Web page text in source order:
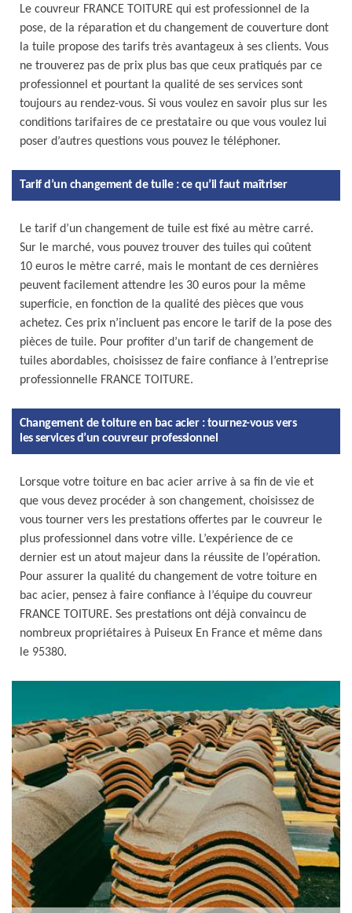
Le couvreur FRANCE TOITURE qui est professionnel de la
pose, de la réparation et du changement de couverture dont
la tuile propose des tarifs très avantageux à ses clients. Vous
ne trouverez pas de prix plus bas que ceux pratiqués par ce
professionnel et pourtant la qualité de ses services sont
toujours au rendez-vous. Si vous voulez en savoir plus sur les
conditions tarifaires de ce prestataire ou que vous voulez lui
poser d’autres questions vous pouvez le téléphoner.
Tarif d’un changement de tuile : ce qu’il faut maîtriser
Le tarif d’un changement de tuile est fixé au mètre carré.
Sur le marché, vous pouvez trouver des tuiles qui coûtent
10 euros le mètre carré, mais le montant de ces dernières
peuvent facilement attendre les 30 euros pour la même
superficie, en fonction de la qualité des pièces que vous
achetez. Ces prix n’incluent pas encore le tarif de la pose des
pièces de tuile. Pour profiter d’un tarif de changement de
tuiles abordables, choisissez de faire confiance à l’entreprise
professionnelle FRANCE TOITURE.
Changement de toiture en bac acier : tournez-vous vers
les services d’un couvreur professionnel
Lorsque votre toiture en bac acier arrive à sa fin de vie et
que vous devez procéder à son changement, choisissez de
vous tourner vers les prestations offertes par le couvreur le
plus professionnel dans votre ville. L’expérience de ce
dernier est un atout majeur dans la réussite de l’opération.
Pour assurer la qualité du changement de votre toiture en
bac acier, pensez à faire confiance à l’équipe du couvreur
FRANCE TOITURE. Ses prestations ont déjà convaincu de
nombreux propriétaires à Puiseux En France et même dans
le 95380.